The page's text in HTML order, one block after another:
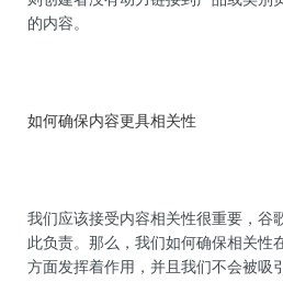
的内容。
如何确保内容更具相关性
我们应该接受内容相关性很重要，谷
此负责。那么，我们如何确保相关性
方面发挥着作用，并且我们不会被吸